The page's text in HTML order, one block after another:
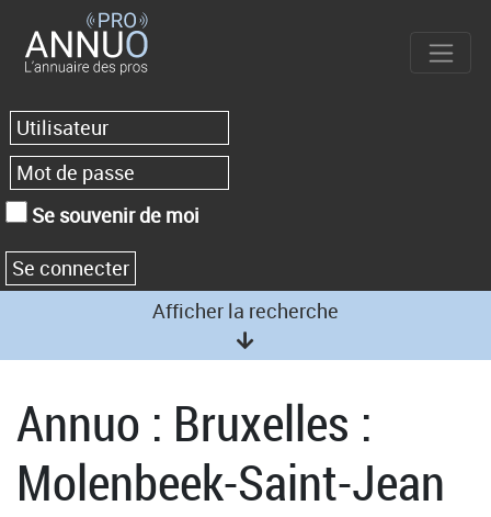
Se souvenir de moi
Afficher la recherche
Annuo : Bruxelles :
Molenbeek-Saint-Jean